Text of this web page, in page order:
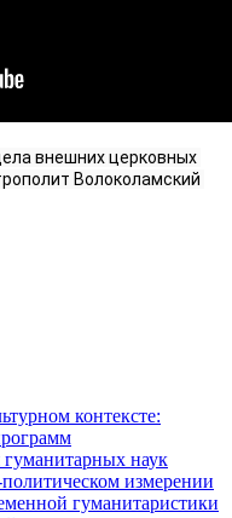
внешних церковных
Волоколамский
контексте:
наук
измерении
гуманитаристики